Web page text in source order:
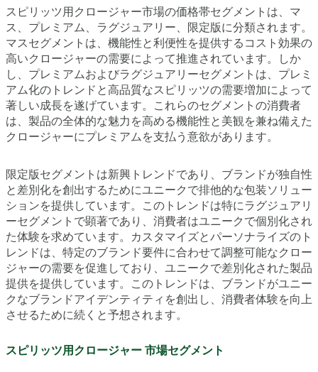
スピリッツ用クロージャー市場の価格帯セグメントは、マ
ス、プレミアム、ラグジュアリー、限定版に分類されます。
マスセグメントは、機能性と利便性を提供するコスト効果の
高いクロージャーの需要によって推進されています。しか
し、プレミアムおよびラグジュアリーセグメントは、プレミ
アム化のトレンドと高品質なスピリッツの需要増加によって
著しい成長を遂げています。これらのセグメントの消費者
は、製品の全体的な魅力を高める機能性と美観を兼ね備えた
クロージャーにプレミアムを支払う意欲があります。
限定版セグメントは新興トレンドであり、ブランドが独自性
と差別化を創出するためにユニークで排他的な包装ソリュー
ションを提供しています。このトレンドは特にラグジュアリ
ーセグメントで顕著であり、消費者はユニークで個別化され
た体験を求めています。カスタマイズとパーソナライズのト
レンドは、特定のブランド要件に合わせて調整可能なクロー
ジャーの需要を促進しており、ユニークで差別化された製品
提供を提供しています。このトレンドは、ブランドがユニー
クなブランドアイデンティティを創出し、消費者体験を向上
させるために続くと予想されます。
スピリッツ用クロージャー 市場セグメント